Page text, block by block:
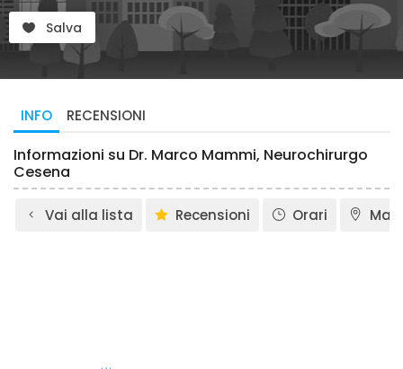
Salva
INFO RECENSIONI
Informazioni su Dr. Marco Mammi, Neurochirurgo
Cesena
Vai alla lista Recensioni Orari